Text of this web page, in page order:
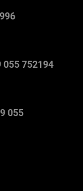
055 752194
055